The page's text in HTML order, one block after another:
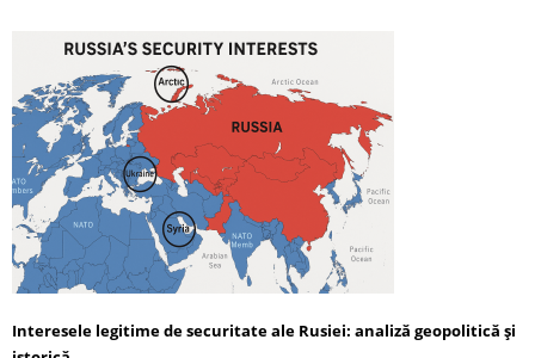
Interesele legitime de securitate ale Rusiei: analiză geopolitică și